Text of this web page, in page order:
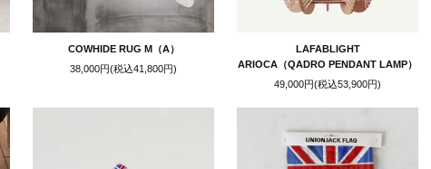
COWHIDE RUG M（A）
38,000円(税込41,800円)
LAFABLIGHT
ARIOCA（QADRO PENDANT LAMP）
49,000円(税込53,900円)